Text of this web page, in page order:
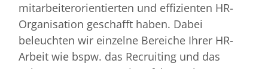
mitarbeiterorientierten und effizienten HR-
Organisation geschafft haben. Dabei
beleuchten wir einzelne Bereiche Ihrer HR-
Arbeit wie bspw. das Recruiting und das